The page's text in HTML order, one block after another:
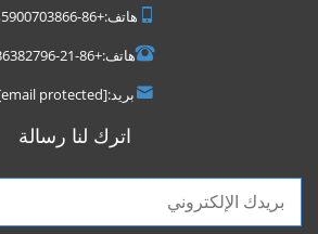
هاتف:+86-15900703866
هاتف:+86-21-36382796
بريد:[email protected]
اترك لنا رسالة